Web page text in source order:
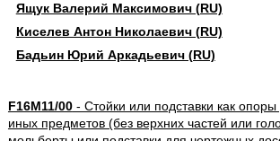
Ящук Валерий Максимович (RU)
Киселев Антон Николаевич (RU)
Бадьин Юрий Аркадьевич (RU)
F16M11/00- Стойки или подставки как
иных предметов (без верхних частей или